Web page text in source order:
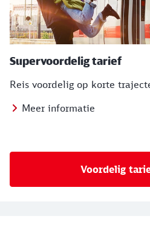
Supervoordelig tarief
Reis voordelig op korte
Meer informatie
Voordelig